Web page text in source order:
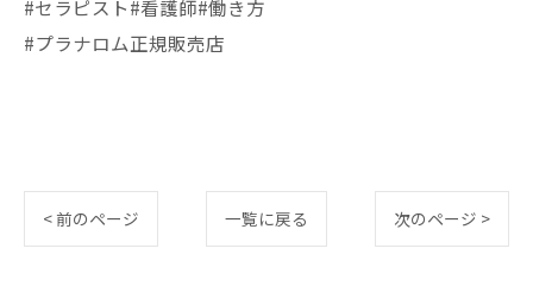
#セラピスト#看護師#働き方
#プラナロム正規販売店
< 前のページ 一覧に戻る 次のページ >